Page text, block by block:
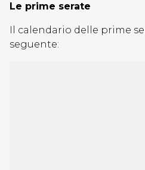
Le prime serate
Il calendario delle prime
seguente: